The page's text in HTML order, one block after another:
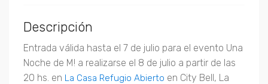
Descripción
Entrada válida hasta el 7 de julio para el evento Una
Noche de M! a realizarse el 8 de julio a partir de las
20 hs. en La Casa Refugio Abierto en City Bell, La